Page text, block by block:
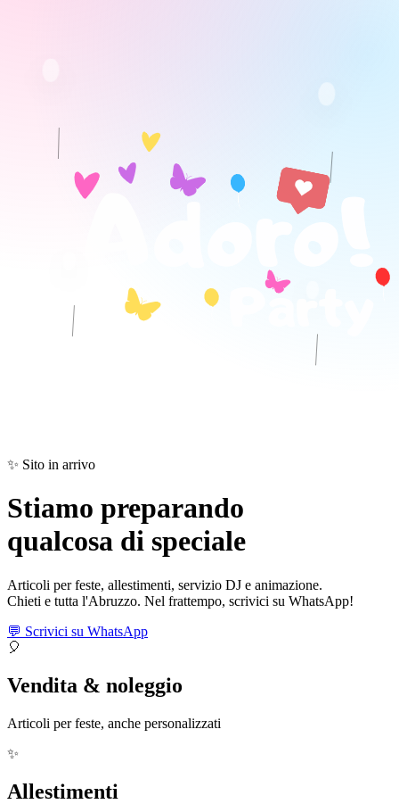
✨ Sito in arrivo
Stiamo preparando
qualcosa di speciale
Articoli per feste, allestimenti, servizio DJ e animazione.
Chieti e tutta l'Abruzzo. Nel frattempo, scrivici su WhatsApp!
💬 Scrivici su WhatsApp
🎈
Vendita & noleggio
Articoli per feste, anche personalizzati
✨
Allestimenti